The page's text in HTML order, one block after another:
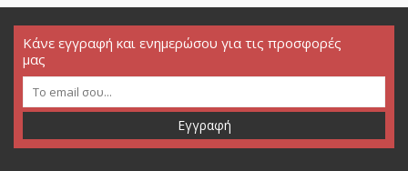
Κάνε εγγραφή και ενημερώσου για τις προσφορές
μας
Εγγραφή